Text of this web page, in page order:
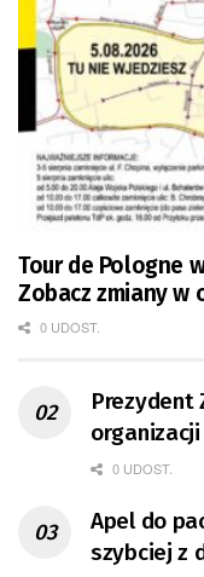
Tour de Pologne
Zobacz zmiany w
0 UDOST.
Prezydent
0 UDOST.
Apel do
szybciej z